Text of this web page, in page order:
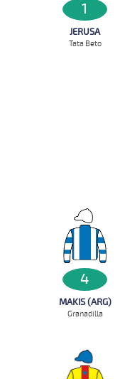
1
JERUSA
Tata Beto
4
MAKIS (ARG)
Granadilla